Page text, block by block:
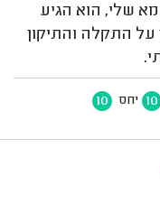
שלי, הוא הגיע
על התקלה והתיקון
10 יחס 10